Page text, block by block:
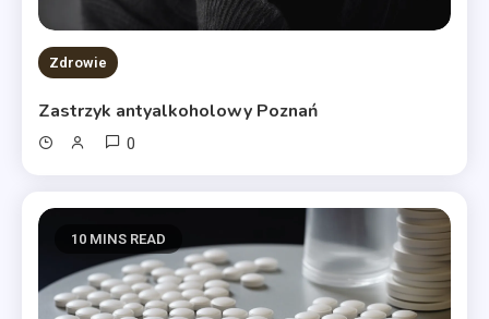
Zdrowie
Zastrzyk antyalkoholowy Poznań
0
10 MINS READ